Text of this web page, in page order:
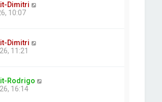
Dimitri
10:07
Dimitri
11:21
Rodrigo
16:14